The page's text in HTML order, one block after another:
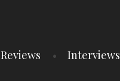
Reviews Interviews